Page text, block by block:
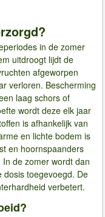
in de zomer
uitdroogt lijdt de
afgeworpen
verloren. Bescherming
laag schors of
wordt deze elk jaar
is afhankelijk van
en lichte bodem is
en hoornspaanders
de zomer wordt dan
dosis toegevoegd. De
verbetert.